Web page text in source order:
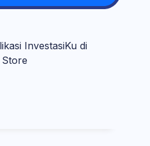
InvestasiKu di